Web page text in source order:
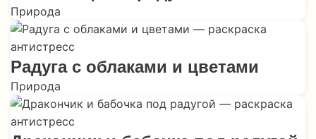
Природа
Радуга с облаками и цветами
Природа